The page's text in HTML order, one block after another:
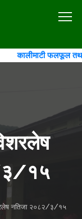
कालीमाटी फलफूल तथा
३/१५
नतिजा २०८२/३/१५